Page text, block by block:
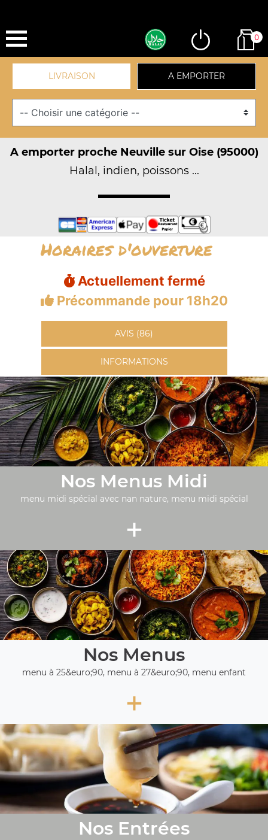
0
LIVRAISON A EMPORTER
A emporter proche Neuville sur Oise (95000)
Halal, indien, poissons ...
Horaires d'ouverture
Actuellement fermé
Précommande pour 18h20
AVIS (86)
INFORMATIONS
Nos Menus Midi
menu midi spécial avec nan nature, menu midi spécial
+
Nos Menus
menu à 25&euro;90, menu à 27&euro;90, menu enfant
+
Nos Entrées